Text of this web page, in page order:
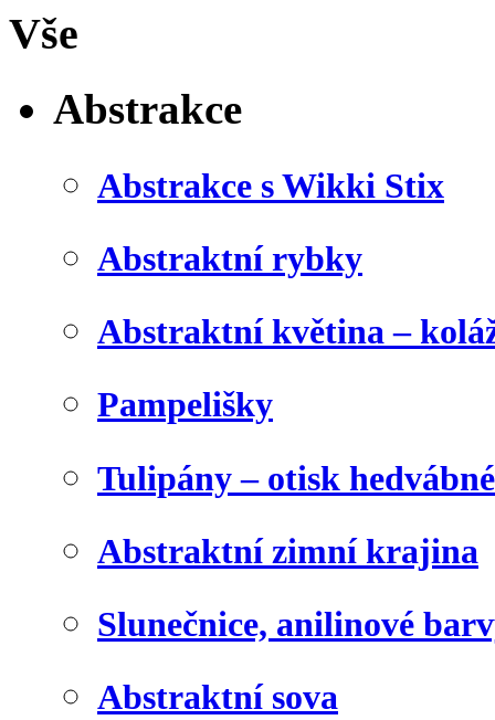
Vše
Abstrakce
Abstrakce s Wikki Stix
Abstraktní rybky
Abstraktní květina –
Pampelišky
Tulipány – otisk
Abstraktní zimní krajina
Slunečnice, anilinové
Abstraktní sova